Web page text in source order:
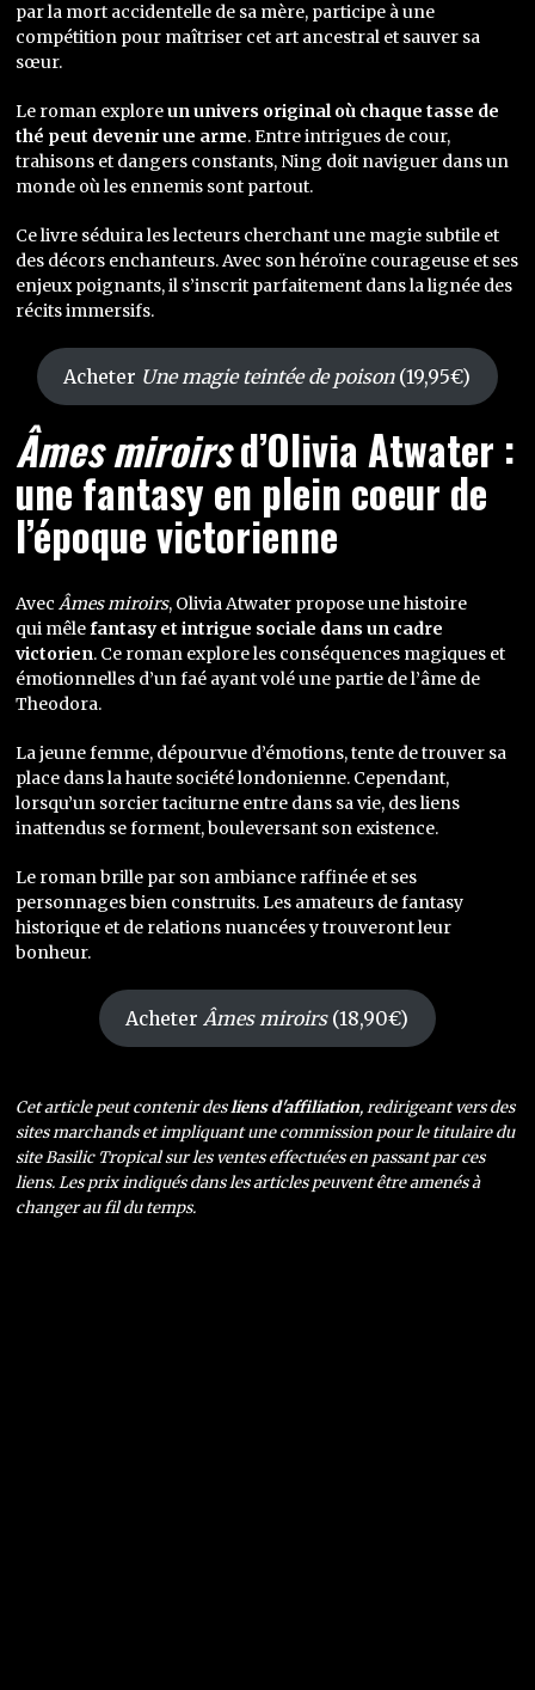
par la mort accidentelle de sa mère, participe à une
compétition pour maîtriser cet art ancestral et sauver sa
sœur.
Le roman exploreun univers original où chaque tasse de
thé peut devenir une arme. Entre intrigues de cour,
trahisons et dangers constants, Ning doit naviguer dans un
monde où les ennemis sont partout.
Ce livre séduira les lecteurs cherchant une magie subtile et
des décors enchanteurs. Avec son héroïne courageuse et ses
enjeux poignants, il s’inscrit parfaitement dans la lignée des
récits immersifs.
Acheter Une magie teintée de poison(19,95€)
Âmes miroirsd’Olivia Atwater :
une fantasy en plein coeur de
l’époque victorienne
AvecÂmes miroirs, Olivia Atwater propose une histoire
qui mêlefantasy et intrigue sociale dans un cadre
victorien. Ce roman explore les conséquences magiques et
émotionnelles d’un faé ayant volé une partie de l’âme de
Theodora.
La jeune femme, dépourvue d’émotions, tente de trouver sa
place dans la haute société londonienne. Cependant,
lorsqu’un sorcier taciturne entre dans sa vie, des liens
inattendus se forment, bouleversant son existence.
Le roman brille par son ambiance raffinée et ses
personnages bien construits. Les amateurs de fantasy
historique et de relations nuancées y trouveront leur
bonheur.
Acheter Âmes miroirs(18,90€)
Cet article peut contenir desliens d'affiliation, redirigeant vers des
sites marchands et impliquant une commission pour le titulaire du
site Basilic Tropical sur les ventes effectuées en passant par ces
liens. Les prix indiqués dans les articles peuvent être amenés à
changer au fil du temps.